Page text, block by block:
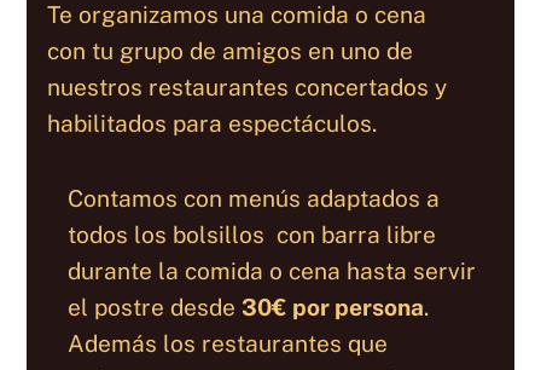
Te organizamos una comida o cena
con tu grupo de amigos en uno de
nuestros restaurantes concertados y
habilitados para espectáculos.
Contamos con menús adaptados a
todos los bolsillos con barra libre
durante la comida o cena hasta servir
el postre desde 30€ por persona.
Además los restaurantes que